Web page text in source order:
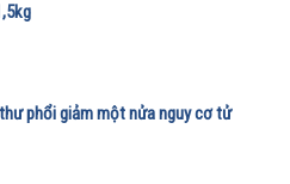
phổi giảm một nửa nguy cơ tử